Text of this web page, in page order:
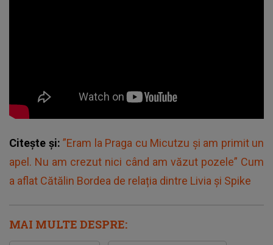
Citește și: ”Eram la Praga cu Micutzu şi am primit un
apel. Nu am crezut nici când am văzut pozele” Cum
a aflat Cătălin Bordea de relația dintre Livia și Spike
MAI MULTE DESPRE: